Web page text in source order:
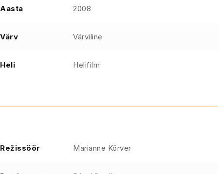
Aasta 2008
Värv Värviline
Heli Helifilm
Režissöör Marianne Kõrver